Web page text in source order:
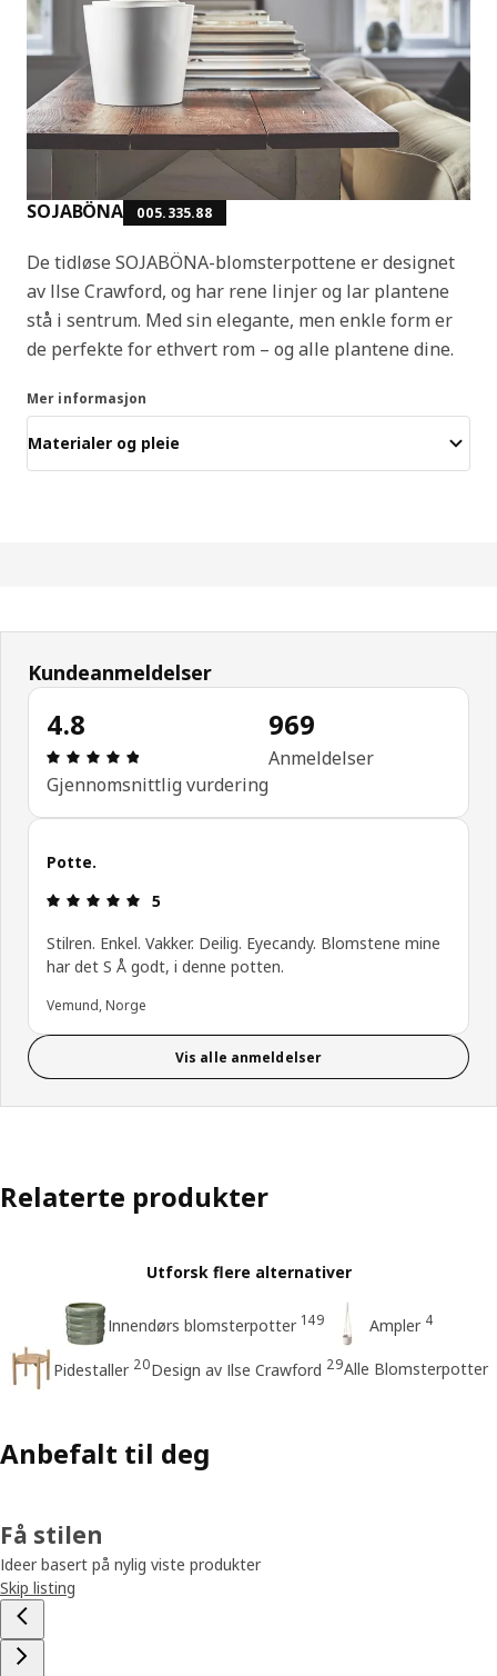
SOJABÖNA 005.335.88
De tidløse SOJABÖNA-blomsterpottene er designet
av Ilse Crawford, og har rene linjer og lar plantene
stå i sentrum. Med sin elegante, men enkle form er
de perfekte for ethvert rom – og alle plantene dine.
Mer informasjon
Materialer og pleie
Kundeanmeldelser
4.8
Produktomtale: 4.8 ingen kundevurdering 5
Gjennomsnittlig vurdering
969
Anmeldelser
Potte.
Produktomtale: 5 ingen kundevurdering 5
5
Stilren. Enkel. Vakker. Deilig. Eyecandy. Blomstene mine
har det S Å godt, i denne potten.
Vemund, Norge
Vis alle anmeldelser
Relaterte produkter
Utforsk flere alternativer
Innendørs blomsterpotter 149 Ampler 4
Pidestaller 20Design av Ilse Crawford 29Alle Blomsterpotter
Anbefalt til deg
Få stilen
Ideer basert på nylig viste produkter
Skip listing